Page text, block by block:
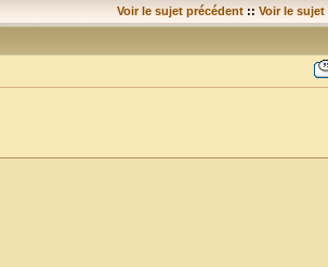
Voir le sujet précédent :: Voir le